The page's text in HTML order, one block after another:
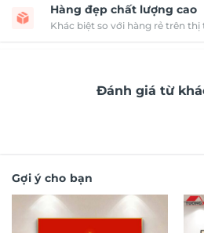
Hàng đẹp chất lượng cao
Khác biệt so với hàng rẻ trên thị
Đánh giá từ
Gợi ý cho bạn